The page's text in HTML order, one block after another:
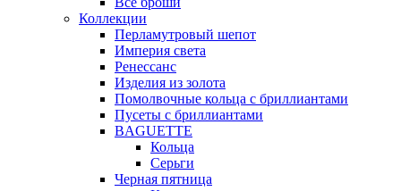
Коллекции
Перламутровый шепот
Империя света
Ренессанс
Изделия из золота
Помолвочные кольца с бриллиантами
Пусеты с бриллиантами
BAGUETTE
Кольца
Серьги
Черная пятница